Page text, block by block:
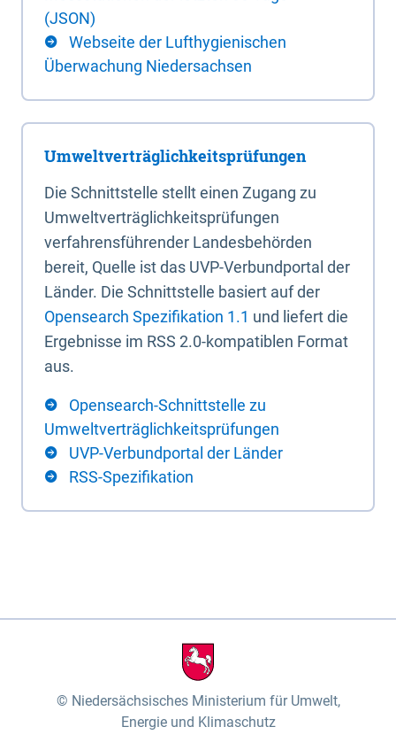
(JSON)
Webseite der Lufthygienischen
Überwachung Niedersachsen
Umweltverträglichkeitsprüfungen
Die Schnittstelle stellt einen Zugang zu
Umweltverträglichkeitsprüfungen
verfahrensführender Landesbehörden
bereit, Quelle ist das UVP-Verbundportal der
Länder. Die Schnittstelle basiert auf der
Opensearch Spezifikation 1.1 und liefert die
Ergebnisse im RSS 2.0-kompatiblen Format
aus.
Opensearch-Schnittstelle zu
Umweltverträglichkeitsprüfungen
UVP-Verbundportal der Länder
RSS-Spezifikation
Niedersächsisches Ministerium für Umwelt,
Energie und Klimaschutz